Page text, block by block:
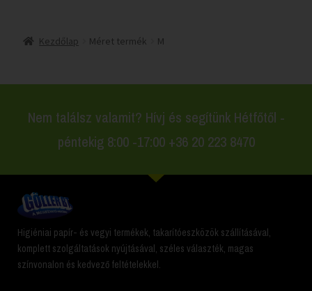
Kezdőlap Méret termék M
Nem találsz valamit? Hívj és segítünk Hétfőtől -
péntekig 8:00 -17:00 +36 20 223 8470
Higiéniai papír- és vegyi termékek, takarítóeszközök szállításával,
komplett szolgáltatások nyújtásával, széles választék, magas
színvonalon és kedvező feltételekkel.